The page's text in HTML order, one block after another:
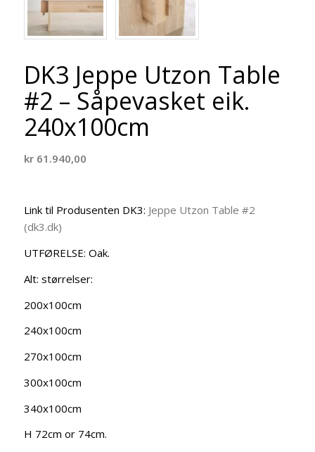
DK3 Jeppe Utzon Table
#2 – Såpevasket eik.
240x100cm
kr61.940,00
Link til Produsenten DK3: Jeppe Utzon Table #2
(dk3.dk)
UTFØRELSE: Oak.
Alt: størrelser:
200x100cm
240x100cm
270x100cm
300x100cm
340x100cm
H 72cm or 74cm.